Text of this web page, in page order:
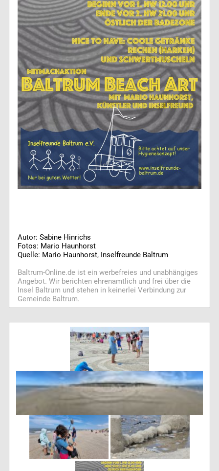
Autor: Sabine Hinrichs
Fotos: Mario Haunhorst
Quelle: Mario Haunhorst, Inselfreunde Baltrum
Baltrum-Online.de ist ein werbefreies und unabhängiges
Angebot. Wir berichten ehrenamtlich und frei über die
Insel Baltrum und stehen in keinerlei Verbindung zur
Gemeinde Baltrum.